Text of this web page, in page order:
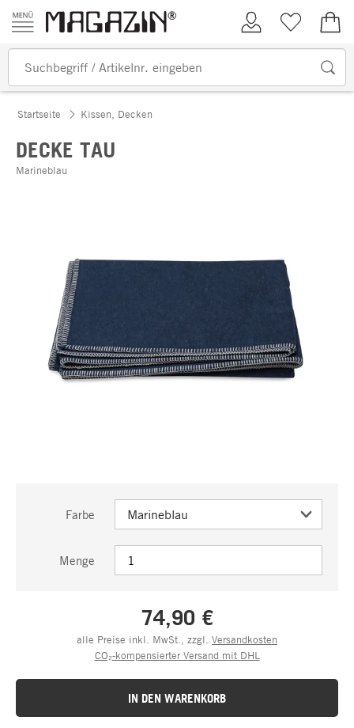
Zum Inhalt springen
Kundenkonto
Merkliste
Startseite Kissen, Decken
DECKE TAU
Marineblau
Farbe
Menge
74,90 €
alle Preise inkl. MwSt., zzgl. Versandkosten
CO₂-kompensierter Versand mit DHL
IN DEN WARENKORB